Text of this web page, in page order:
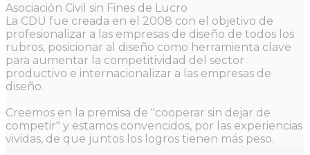
Asociación Civil sin Fines de Lucro
La CDU fue creada en el 2008 con el objetivo de
profesionalizar a las empresas de diseño de todos los
rubros, posicionar al diseño como herramienta clave
para aumentar la competitividad del sector
productivo e internacionalizar a las empresas de
diseño.
Creemos en la premisa de "cooperar sin dejar de
competir" y estamos convencidos, por las experiencias
vividas, de que juntos los logros tienen más peso.